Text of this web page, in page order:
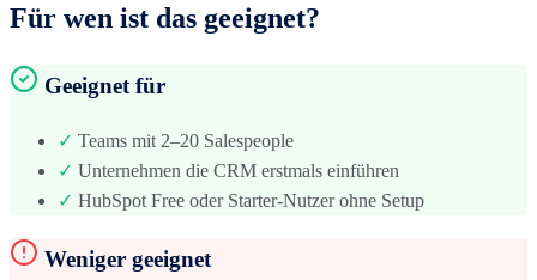
Für wen ist das geeignet?
Geeignet für
✓ Teams mit 2–20 Salespeople
✓ Unternehmen die CRM erstmals einführen
✓ HubSpot Free oder Starter-Nutzer ohne Setup
Weniger geeignet